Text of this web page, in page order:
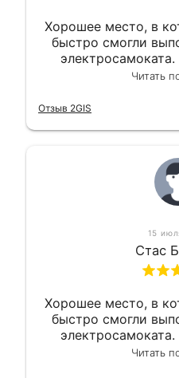
Хорошее место, в
быстро смогли
вышло вообщеЧитать
Отзыв 2GIS
15
Стас
Хорошее место, в
быстро смогли
вышло вообщеЧитать